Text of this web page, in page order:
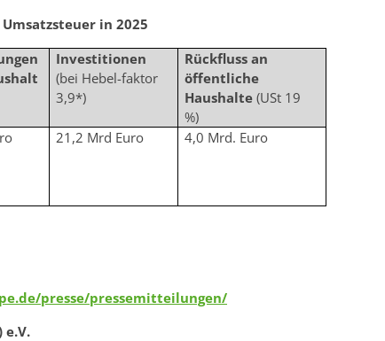
in 2025
Investitionen
(bei Hebel-faktor
3,9*)
Rückfluss an
öffentliche
Haushalte(USt 19
%)
21,2 Mrd Euro 4,0 Mrd. Euro
presse/pressemitteilungen/
e.V.